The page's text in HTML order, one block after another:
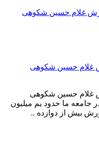
غلام حسین شکوهی
غلام حسین شکوهی
ما حدود یم میلیون
بیش از دوازده ..